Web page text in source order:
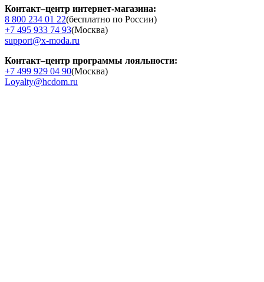
Контакт–центр интернет-магазина:
8 800 234 01 22(бесплатно по России)
+7 495 933 74 93(Москва)
support@x-moda.ru
Контакт–центр программы лояльности:
+7 499 929 04 90(Москва)
Loyalty@hcdom.ru